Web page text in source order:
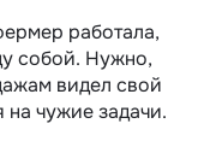
работала,
собой. Нужно,
видел свой
чужие задачи.